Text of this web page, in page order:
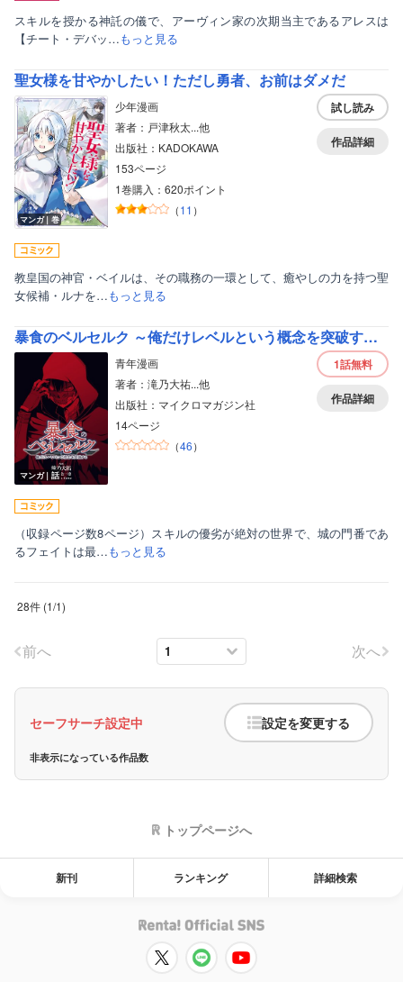
スキルを授かる神託の儀で、アーヴィン家の次期当主であるアレスは
【チート・デバッ…もっと見る
聖女様を甘やかしたい！ただし勇者、お前はダメだ
マンガ｜巻
少年漫画
著者：戸津秋太...他
出版社：KADOKAWA
153ページ
1巻購入：620ポイント
（11 ）
試し読み
作品詳細
教皇国の神官・ベイルは、その職務の一環として、癒やしの力を持つ聖
女候補・ルナを…もっと見る
暴食のベルセルク ～俺だけレベルという概念を突破する～ 第0話【プロローグ版】
マンガ｜話
青年漫画
著者：滝乃大祐...他
出版社：マイクロマガジン社
14ページ
（46）
1話無料
作品詳細
（収録ページ数8ページ）スキルの優劣が絶対の世界で、城の門番であ
るフェイトは最…もっと見る
28件 (1/1)
前へ 次へ
セーフサーチ設定中 設定を変更する
非表示になっている作品数
トップページへ
新刊 ランキング 詳細検索